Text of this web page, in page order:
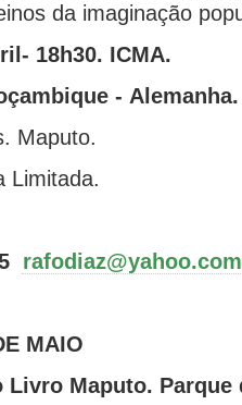
da imaginação
18h30. ICMA.
- Alemanha.
Maputo.
Limitada.
rafodiaz@yahoo.com
MAIO
Livro Maputo. Parque